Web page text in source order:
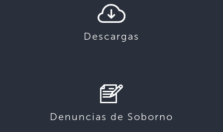
Descargas
Denuncias de Soborno